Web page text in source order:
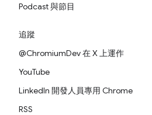
Podcast 與節目
追蹤
@ChromiumDev 在 X 上運作
YouTube
LinkedIn 開發人員專用 Chrome
RSS